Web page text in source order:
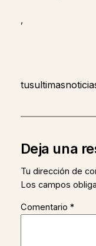
,
Deja una
Tu dirección de
Los campos
Comentario *